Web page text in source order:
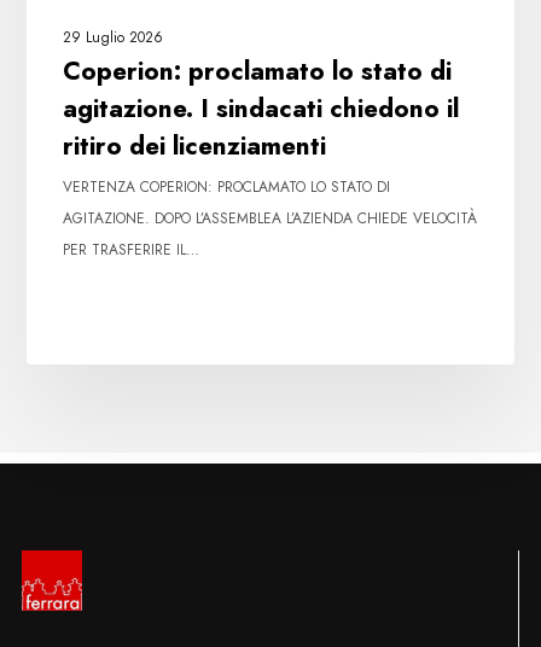
licenziamenti
29 Luglio 2026
Coperion: proclamato lo stato di
agitazione. I sindacati chiedono il
ritiro dei licenziamenti
VERTENZA COPERION: PROCLAMATO LO STATO DI
AGITAZIONE. DOPO L’ASSEMBLEA L’AZIENDA CHIEDE VELOCITÀ
PER TRASFERIRE IL…